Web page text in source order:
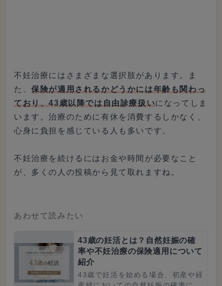
不妊治療にはさまざまな選択肢があります。ま
た、保険が適用されるかどうかには年齢も関わっ
ており、43歳以降では自由診療扱いになってしま
います。治療のために有休を消費するしかなく、
心身に負担を感じている人も多いです。
不妊治療を続けるにはお金や時間が必要なこと
が、多くの人の投稿から見て取れますね。
あわせて読みたい
43歳の妊活とは？自然妊娠の確
率や不妊治療の保険適用について
紹介
43歳で妊活を始める場合、初産や経